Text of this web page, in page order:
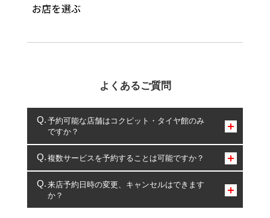
よくあるご質問
予約可能な店舗はコクピット・タイヤ館のみ
ですか？
コクピット・タイヤ館のみとなります。
複数サービスを予約することは可能ですか？
複数サービスのご予約は可能です。
一部の商品・サービスの組み合わせに限り、同時にご予約が
出来ないものもございます。
来店予約日時の変更、キャンセルはできます
か？